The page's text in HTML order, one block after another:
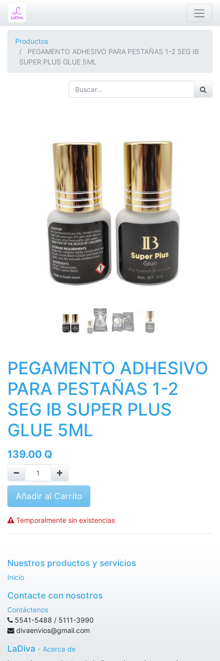
Productos
PEGAMENTO ADHESIVO PARA PESTAÑAS 1-2 SEG IB
SUPER PLUS GLUE 5ML
PEGAMENTO ADHESIVO
PARA PESTAÑAS 1-2
SEG IB SUPER PLUS
GLUE 5ML
139.00 Q
Añadir al Carrito
Temporalmente sin existencias
Nuestros productos y servicios
Inicio
Contacte con nosotros
Contáctenos
5541-5488 / 5111-3990
divaenvios@gmail.com
LaDiva - Acerca de